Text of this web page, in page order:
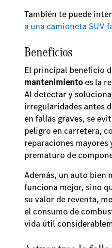
También te puede
a una camioneta SUV
Beneficios
El principal beneficio
mantenimiento es la
Al detectar y
irregularidades antes
en fallas graves, se
peligro en carretera,
reparaciones mayores
prematuro de
Además, un auto bien
funciona mejor, sino
su valor de reventa,
el consumo de
vida útil